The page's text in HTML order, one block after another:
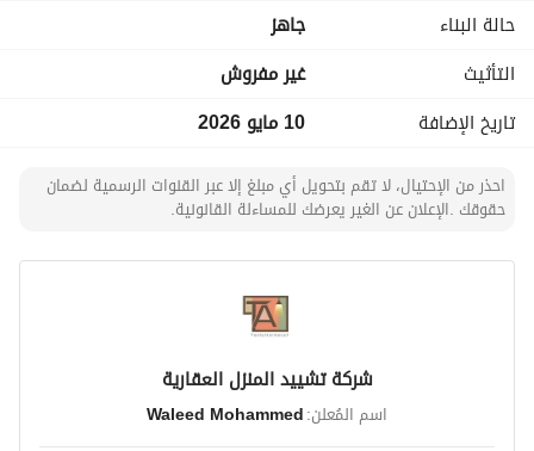
حالة البناء
جاهز
التأثيث
غير مفروش
تاريخ الإضافة
10 مايو 2026
احذر من الإحتيال، لا تقم بتحويل أي مبلغ إلا عبر القنوات الرسمية لضمان
حقوقك .الإعلان عن الغير يعرضك للمساءلة القانونية.
شركة تشييد المنزل العقارية
اسم المُعلن:Waleed Mohammed